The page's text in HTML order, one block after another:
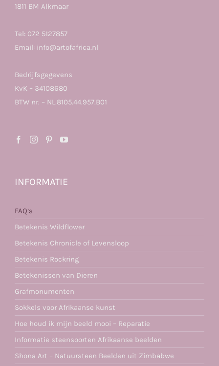
1811 BM Alkmaar
Tel: 072 5127857
Email: info@artofafrica.nl
Bedrijfsgegevens
KvK – 34108680
BTW nr. – NL.8105.44.957.B01
INFORMATIE
FAQ’s
Betekenis Wildflower
Betekenis Chronicle of Levensloop
Betekenis Rockring
Betekenissen van Dieren
Grafmonumenten
Sokkels voor Afrikaanse kunst
Hoe houd ik mijn beeld mooi – Reparatie
Informatie steensoorten Afrikaanse beelden
Shona Art – Natuursteen Beelden uit Zimbabwe